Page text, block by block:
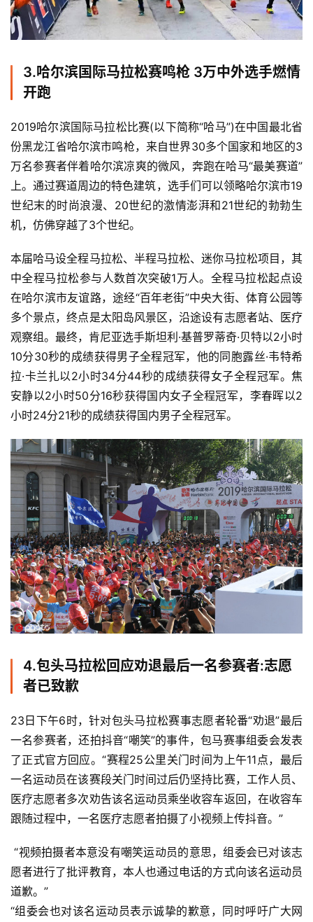
3.哈尔滨国际马拉松赛鸣枪 3万中外选手燃情
开跑
2019哈尔滨国际马拉松比赛(以下简称“哈马”)在中国最北省
份黑龙江省哈尔滨市鸣枪，来自世界30多个国家和地区的3
万名参赛者伴着哈尔滨凉爽的微风，奔跑在哈马“最美赛道”
上。通过赛道周边的特色建筑，选手们可以领略哈尔滨市19
世纪末的时尚浪漫、20世纪的激情澎湃和21世纪的勃勃生
机，仿佛穿越了3个世纪。
本届哈马设全程马拉松、半程马拉松、迷你马拉松项目，其
中全程马拉松参与人数首次突破1万人。全程马拉松起点设
在哈尔滨市友谊路，途经“百年老街”中央大街、体育公园等
多个景点，终点是太阳岛风景区，沿途设有志愿者站、医疗
观察组。最终，肯尼亚选手斯坦利·基普罗蒂奇·贝特以2小时
10分30秒的成绩获得男子全程冠军，他的同胞露丝·韦特希
拉·卡兰扎以2小时34分44秒的成绩获得女子全程冠军。焦
安静以2小时50分16秒获得国内女子全程冠军，李春晖以2
小时24分21秒的成绩获得国内男子全程冠军。
4.包头马拉松回应劝退最后一名参赛者:志愿
者已致歉
23日下午6时，针对包头马拉松赛事志愿者轮番“劝退”最后
一名参赛者，还拍抖音“嘲笑”的事件，包马赛事组委会发表
了正式官方回应。“赛程25公里关门时间为上午11点，最后
一名运动员在该赛段关门时间过后仍坚持比赛，工作人员、
医疗志愿者多次劝告该名运动员乘坐收容车返回，在收容车
跟随过程中，一名医疗志愿者拍摄了小视频上传抖音。”
“视频拍摄者本意没有嘲笑运动员的意思，组委会已对该志
愿者进行了批评教育，本人也通过电话的方式向该名运动员
道歉。”
“组委会也对该名运动员表示诚挚的歉意，同时呼吁广大网